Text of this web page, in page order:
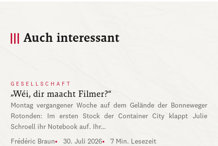
Auch interessant
GESELLSCHAFT
„Wéi, dir maacht Filmer?“
Montag vergangener Woche auf dem Gelände der Bonneweger
Rotonden: Im ersten Stock der Container City klappt Julie
Schroell ihr Notebook auf. Ihr…
Frédéric Braun 30. Juli 2026 7 Min. Lesezeit